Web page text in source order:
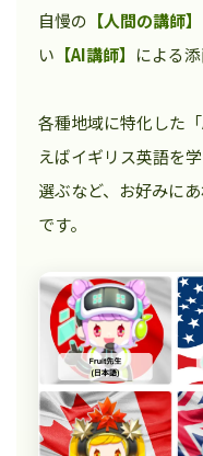
自慢の 【人間の講師】
い 【AI講師】 による
各種地域に特化した
えばイギリス英語を
選ぶなど、お好みに
です。